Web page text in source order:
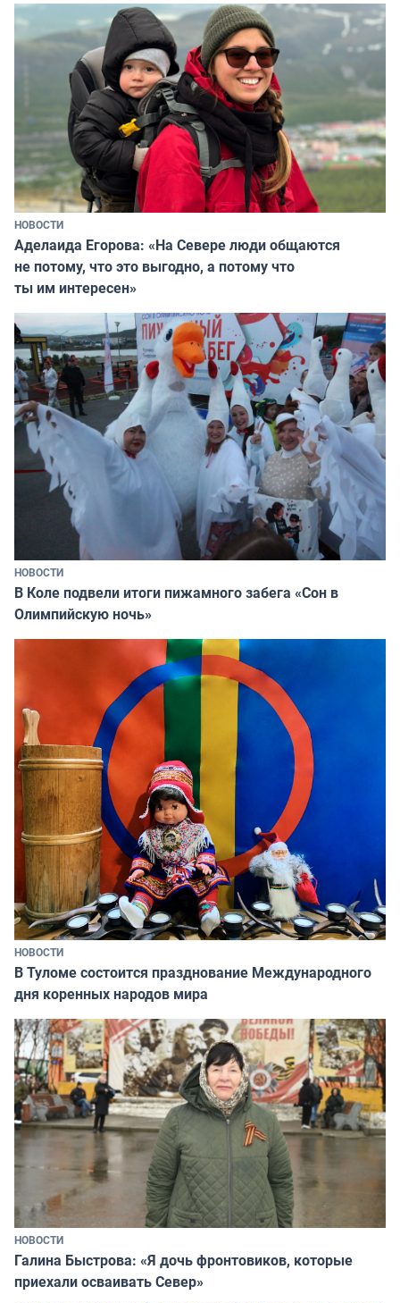
НОВОСТИ
Аделаида Егорова: «На Севере люди общаются
не потому, что это выгодно, а потому что
ты им интересен»
НОВОСТИ
В Коле подвели итоги пижамного забега «Сон в
Олимпийскую ночь»
НОВОСТИ
В Туломе состоится празднование Международного
дня коренных народов мира
НОВОСТИ
Галина Быстрова: «Я дочь фронтовиков, которые
приехали осваивать Север»